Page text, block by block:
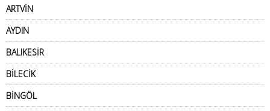
ARTVİN
AYDIN
BALIKESİR
BİLECİK
BİNGÖL